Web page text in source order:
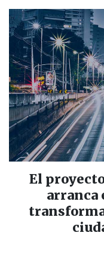
El
arranca